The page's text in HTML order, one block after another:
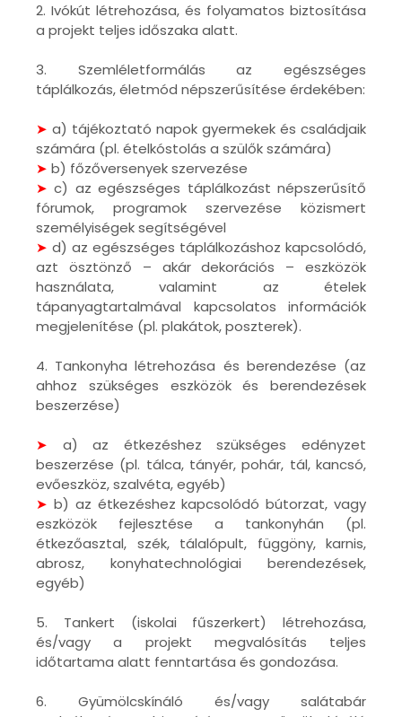
2. Ivókút létrehozása, és folyamatos biztosítása
a projekt teljes időszaka alatt.
3. Szemléletformálás az egészséges
táplálkozás, életmód népszerűsítése érdekében:
➤ a) tájékoztató napok gyermekek és családjaik
számára (pl. ételkóstolás a szülők számára)
➤ b) főzőversenyek szervezése
➤ c) az egészséges táplálkozást népszerűsítő
fórumok, programok szervezése közismert
személyiségek segítségével
➤ d) az egészséges táplálkozáshoz kapcsolódó,
azt ösztönző – akár dekorációs – eszközök
használata, valamint az ételek
tápanyagtartalmával kapcsolatos információk
megjelenítése (pl. plakátok, poszterek).
4. Tankonyha létrehozása és berendezése (az
ahhoz szükséges eszközök és berendezések
beszerzése)
➤
a) az étkezéshez szükséges edényzet
beszerzése (pl. tálca, tányér, pohár, tál, kancsó,
evőeszköz, szalvéta, egyéb)
➤ b) az étkezéshez kapcsolódó bútorzat, vagy
eszközök fejlesztése a tankonyhán (pl.
étkezőasztal, szék, tálalópult, függöny, karnis,
abrosz, konyhatechnológiai berendezések,
egyéb)
5. Tankert (iskolai fűszerkert) létrehozása,
és/vagy a projekt megvalósítás teljes
időtartama alatt fenntartása és gondozása.
6. Gyümölcskínáló és/vagy salátabár